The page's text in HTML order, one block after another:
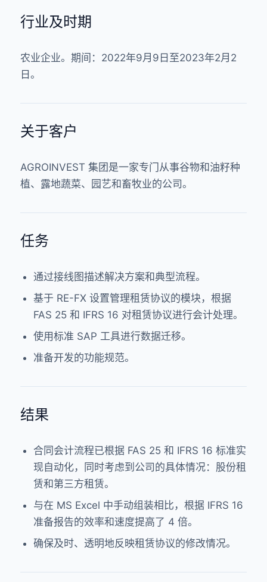
行业及时期
农业企业。期间：2022年9月9日至2023年2月2
日。
关于客户
AGROINVEST 集团是一家专门从事谷物和油籽种
植、露地蔬菜、园艺和畜牧业的公司。
任务
通过接线图描述解决方案和典型流程。
基于 RE-FX 设置管理租赁协议的模块，根据
FAS 25 和 IFRS 16 对租赁协议进行会计处理。
使用标准 SAP 工具进行数据迁移。
准备开发的功能规范。
结果
合同会计流程已根据 FAS 25 和 IFRS 16 标准实
现自动化，同时考虑到公司的具体情况：股份租
赁和第三方租赁。
与在 MS Excel 中手动组装相比，根据 IFRS 16
准备报告的效率和速度提高了 4 倍。
确保及时、透明地反映租赁协议的修改情况。